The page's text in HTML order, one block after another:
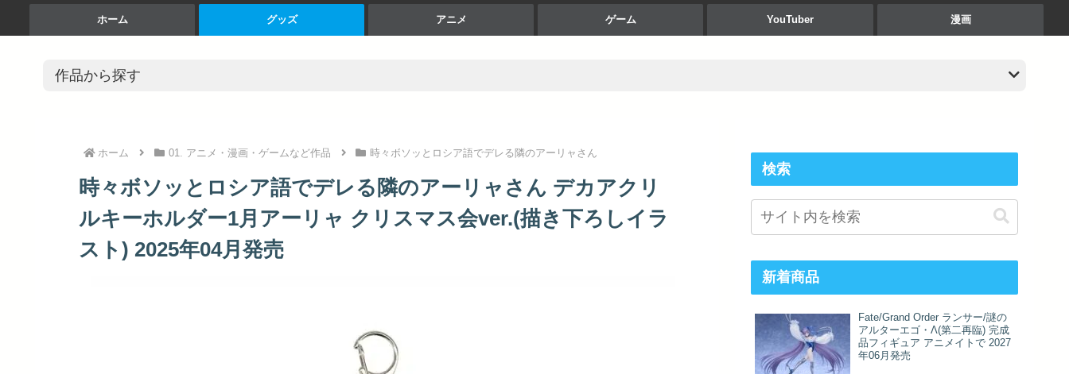
ホーム グッズ アニメ ゲーム YouTuber 漫画
ホーム 01. アニメ・漫画・ゲームなど作品 時々ボソッとロシア語でデレる隣のアーリャさん
時々ボソッとロシア語でデレる隣のアーリャさん デカアクリ
ルキーホルダー1月アーリャ クリスマス会ver.(描き下ろしイラ
スト) 2025年04月発売
検索
新着商品
Fate/Grand Order ランサー/謎の
アルターエゴ・Λ(第二再臨) 完成
品フィギュア アニメイトで 2027
年06月発売